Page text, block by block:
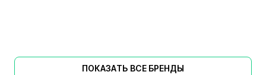
ПОКАЗАТЬ ВСЕ БРЕНДЫ